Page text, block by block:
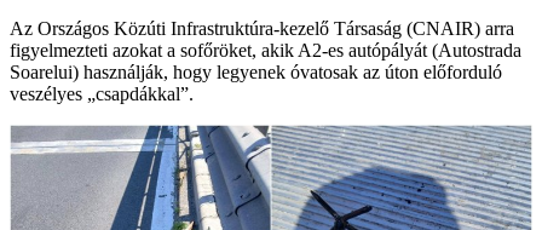
Az Országos Közúti Infrastruktúra-kezelő Társaság (CNAIR) arra
figyelmezteti azokat a sofőröket, akik A2-es autópályát (Autostrada
Soarelui) használják, hogy legyenek óvatosak az úton előforduló
veszélyes „csapdákkal”.